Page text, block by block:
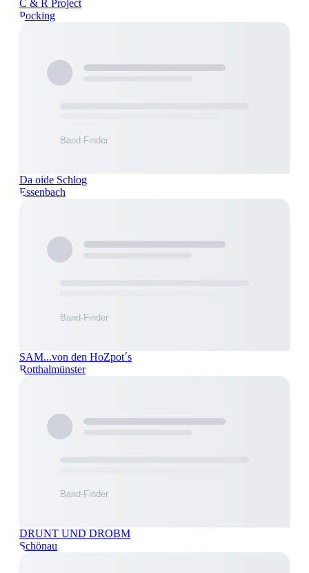
C & R Project
Pocking
Da oide Schlog
Essenbach
SAM...von den HoZpot´s
Rotthalmünster
DRUNT UND DROBM
Schönau